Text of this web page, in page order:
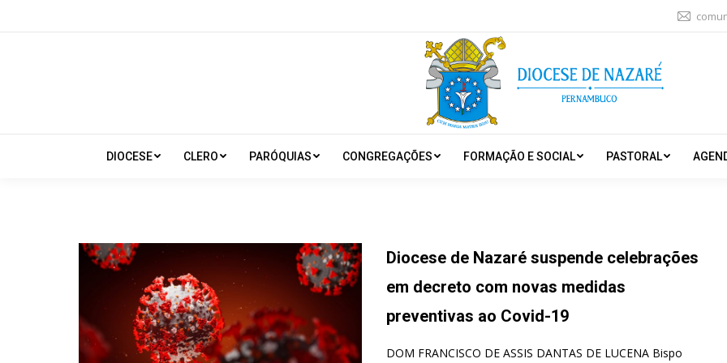
DIOCESE CLERO PARÓQUIAS CONGREGAÇÕES FORMAÇÃO E SOCIAL PASTORAL
Diocese de Nazaré suspende celebrações
em decreto com novas medidas
preventivas ao Covid-19
DOM FRANCISCO DE ASSIS DANTAS DE LUCENA Bispo